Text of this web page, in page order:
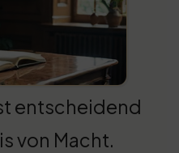
entscheidend
von Macht.